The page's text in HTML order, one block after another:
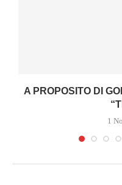
A PROPOSITO DI
1